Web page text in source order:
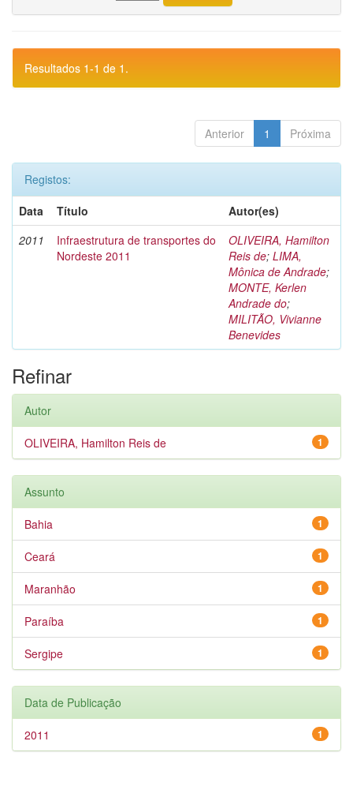
Resultados 1-1 de 1.
Anterior 1 Próxima
Registos:
Data
Título
Autor(es)
2011
Infraestrutura de transportes do
Nordeste 2011
OLIVEIRA, Hamilton
Reis de; LIMA,
Mônica de Andrade;
MONTE, Kerlen
Andrade do;
MILITÃO, Vivianne
Benevides
Refinar
Autor
1
OLIVEIRA, Hamilton Reis de
Assunto
1
Bahia
1
Ceará
1
Maranhão
1
Paraíba
1
Sergipe
Data de Publicação
1
2011